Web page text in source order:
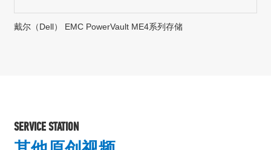
戴尔（Dell） EMC PowerVault ME4系列存储
SERVICE STATION